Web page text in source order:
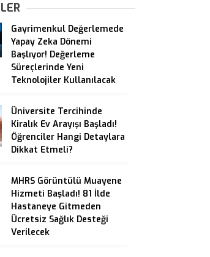
Gayrimenkul Değerlemede
Yapay Zeka Dönemi
Başlıyor! Değerleme
Süreçlerinde Yeni
Teknolojiler Kullanılacak
Üniversite Tercihinde
Kiralık Ev Arayışı Başladı!
Öğrenciler Hangi Detaylara
Dikkat Etmeli?
MHRS Görüntülü Muayene
Hizmeti Başladı! 81 İlde
Hastaneye Gitmeden
Ücretsiz Sağlık Desteği
Verilecek